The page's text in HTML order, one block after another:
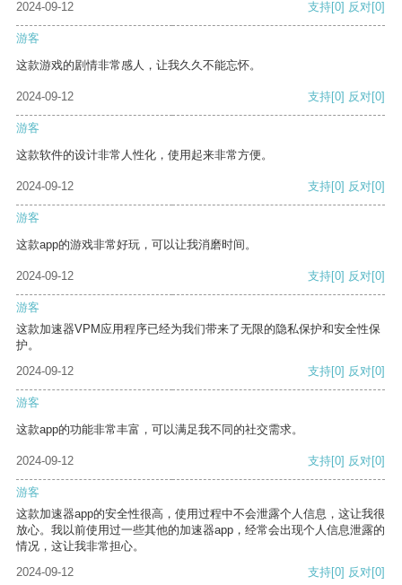
2024-09-12 支持[0] 反对[0]
游客
这款游戏的剧情非常感人，让我久久不能忘怀。
2024-09-12 支持[0] 反对[0]
游客
这款软件的设计非常人性化，使用起来非常方便。
2024-09-12 支持[0] 反对[0]
游客
这款app的游戏非常好玩，可以让我消磨时间。
2024-09-12 支持[0] 反对[0]
游客
这款加速器VPM应用程序已经为我们带来了无限的隐私保护和安全性保
护。
2024-09-12
支持[0] 反对[0]
游客
这款app的功能非常丰富，可以满足我不同的社交需求。
2024-09-12 支持[0] 反对[0]
游客
这款加速器app的安全性很高，使用过程中不会泄露个人信息，这让我很
放心。我以前使用过一些其他的加速器app，经常会出现个人信息泄露的
情况，这让我非常担心。
2024-09-12
支持[0] 反对[0]